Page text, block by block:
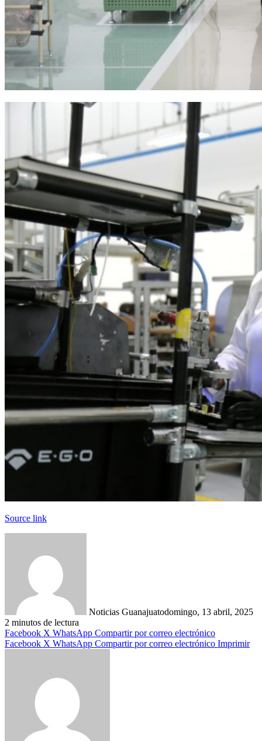
Source link
Noticias Guanajuatodomingo, 13 abril, 2025
2 minutos de lectura
Facebook X WhatsApp Compartir por correo electrónico
Facebook X WhatsApp Compartir por correo electrónico Imprimir